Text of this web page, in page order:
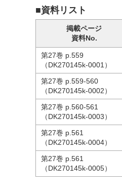
■資料リスト
掲載ページ
資料No.
第27巻 p.559
（DK270145k-0001）
第27巻 p.559-560
（DK270145k-0002）
第27巻 p.560-561
（DK270145k-0003）
第27巻 p.561
（DK270145k-0004）
第27巻 p.561
（DK270145k-0005）